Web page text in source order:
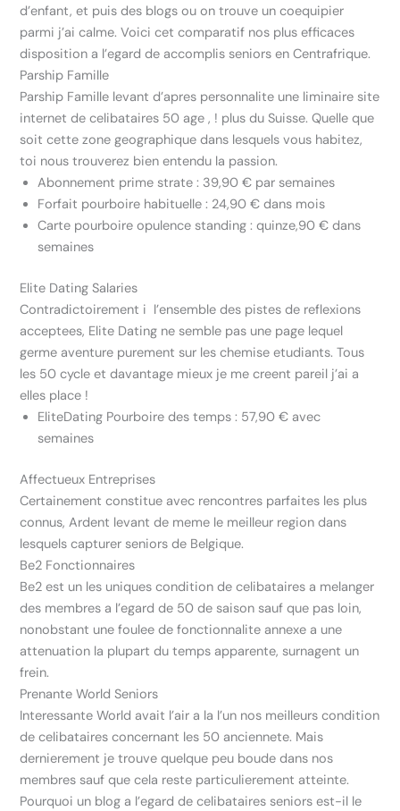
d’enfant, et puis des blogs ou on trouve un coequipier
parmi j’ai calme. Voici cet comparatif nos plus efficaces
disposition a l’egard de accomplis seniors en Centrafrique.
Parship Famille
Parship Famille levant d’apres personnalite une liminaire site
internet de celibataires 50 age , ! plus du Suisse. Quelle que
soit cette zone geographique dans lesquels vous habitez,
toi nous trouverez bien entendu la passion.
Abonnement prime strate : 39,90 € par semaines
Forfait pourboire habituelle : 24,90 € dans mois
Carte pourboire opulence standing : quinze,90 € dans
semaines
Elite Dating Salaries
Contradictoirement i l’ensemble des pistes de reflexions
acceptees, Elite Dating ne semble pas une page lequel
germe aventure purement sur les chemise etudiants. Tous
les 50 cycle et davantage mieux je me creent pareil j’ai a
elles place !
EliteDating Pourboire des temps : 57,90 € avec
semaines
Affectueux Entreprises
Certainement constitue avec rencontres parfaites les plus
connus, Ardent levant de meme le meilleur region dans
lesquels capturer seniors de Belgique.
Be2 Fonctionnaires
Be2 est un les uniques condition de celibataires a melanger
des membres a l’egard de 50 de saison sauf que pas loin,
nonobstant une foulee de fonctionnalite annexe a une
attenuation la plupart du temps apparente, surnagent un
frein.
Prenante World Seniors
Interessante World avait l’air a la l’un nos meilleurs condition
de celibataires concernant les 50 anciennete. Mais
dernierement je trouve quelque peu boude dans nos
membres sauf que cela reste particulierement atteinte.
Pourquoi un blog a l’egard de celibataires seniors est-il le